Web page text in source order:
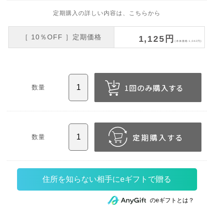
定期購入の詳しい内容は、こちらから
［ 10％OFF ］定期価格 1,125円 (本体価格:1,042円)
数量
数量
住所を知らない相手にeギフトで贈る
のeギフトとは？